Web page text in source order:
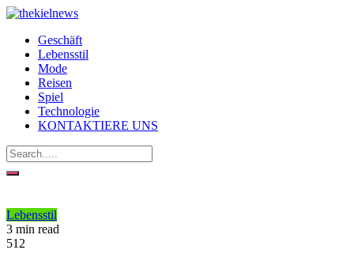
Geschäft
Lebensstil
Mode
Reisen
Spiel
Technologie
KONTAKTIERE UNS
Lebensstil
3 min read
512